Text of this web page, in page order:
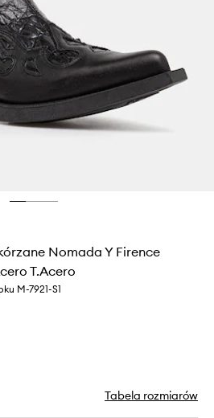
Nomada Y Firence
T.Acero
M-7921-S1
Tabela rozmiarów